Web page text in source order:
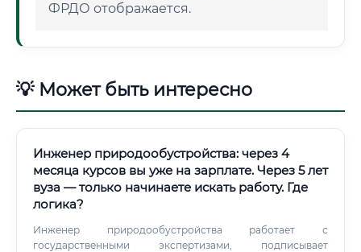
ФРДО отображается.
💡 Может быть интересно
Инженер природообустройства: через 4
месяца курсов вы уже на зарплате. Через 5 лет
вуза — только начинаете искать работу. Где
логика?
Инженер природообустройства работает с
государственными экспертизами, подписывает